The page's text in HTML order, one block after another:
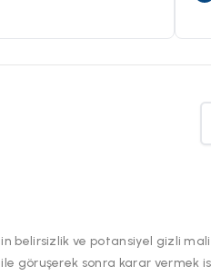
belirsizlik ve potansiyel gizli
göruşerek sonra karar vermek